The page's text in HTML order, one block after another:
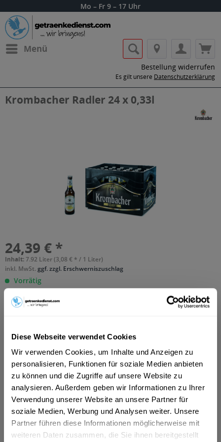
Diese Webseite verwendet Cookies
Wir verwenden Cookies, um Inhalte und Anzeigen zu
personalisieren, Funktionen für soziale Medien anbieten
zu können und die Zugriffe auf unsere Website zu
analysieren. Außerdem geben wir Informationen zu Ihrer
Verwendung unserer Website an unsere Partner für
soziale Medien, Werbung und Analysen weiter. Unsere
Partner führen diese Informationen möglicherweise mit
weiteren Daten zusammen, die Sie ihnen bereitgestellt
Mo – Fr 9 – 17 Uhr
Menü
Bestellung widerrufen
Es gilt unsere Datenschutzerklärung
Krombacher Radler 24 x 0,33l
24,39 € *
Inhalt:7.92 Liter (3,08 € * / 1 Liter)
inkl. MwSt. ggf. zzgl. Erschwerniszuschlag
Vorrätig
MEHRWEG
+3,42 € Pfand
Artikel-Nr.: 10402
Beschreibung
So beschreibt der Hersteller sein Produkt: "Bei der
Entwicklung von Krombacher Radler stand...mehr
Zutaten und Allergene